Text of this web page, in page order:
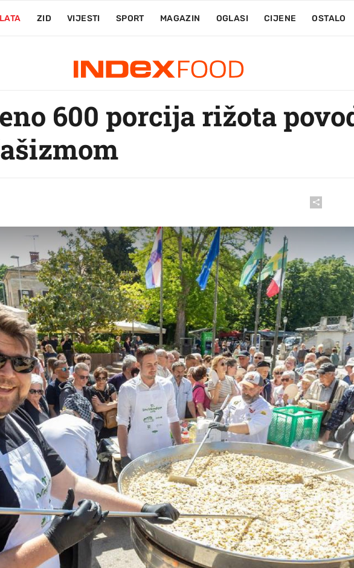
ZID VIJESTI SPORT MAGAZIN OGLASI CIJENE OSTALO
600 porcija rižota